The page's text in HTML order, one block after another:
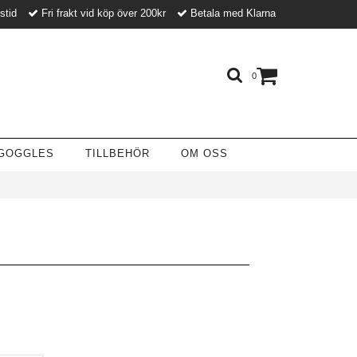
Fri frakt vid köp över 200kr Betala med Klarna
0
TILLBEHÖR OM OSS